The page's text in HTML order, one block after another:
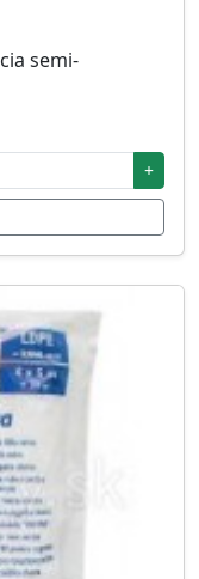
semi-
+